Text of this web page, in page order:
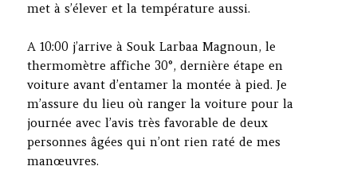
met à s’élever et la température aussi.
A 10:00 j’arrive à Souk Larbaa Magnoun, le
thermomètre affiche 30°, dernière étape en
voiture avant d’entamer la montée à pied. Je
m’assure du lieu où ranger la voiture pour la
journée avec l’avis très favorable de deux
personnes âgées qui n’ont rien raté de mes
manœuvres.